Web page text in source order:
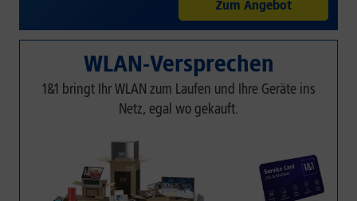
Zum Angebot
WLAN-Versprechen
1&1 bringt Ihr WLAN zum Laufen und Ihre Geräte ins
Netz, egal wo gekauft.